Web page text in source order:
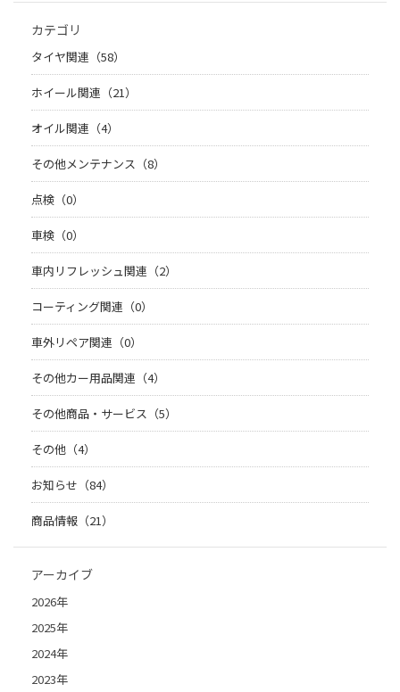
カテゴリ
タイヤ関連（58）
ホイール関連（21）
オイル関連（4）
その他メンテナンス（8）
点検（0）
車検（0）
車内リフレッシュ関連（2）
コーティング関連（0）
車外リペア関連（0）
その他カー用品関連（4）
その他商品・サービス（5）
その他（4）
お知らせ（84）
商品情報（21）
アーカイブ
2026年
2025年
2024年
2023年